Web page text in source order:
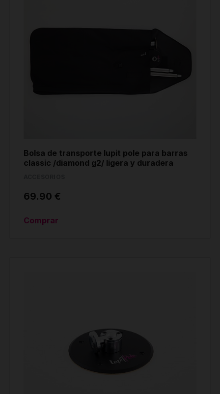
Bolsa de transporte lupit pole para barras
classic /diamond g2/ ligera y duradera
69.90 €
Comprar